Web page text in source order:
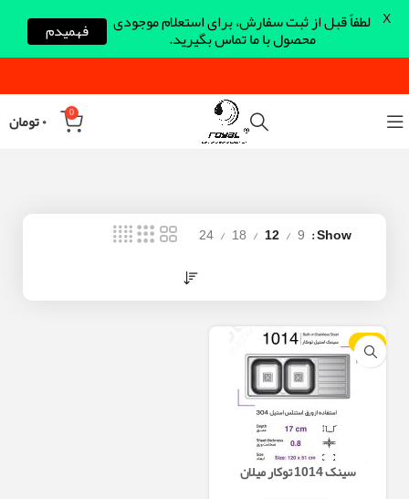
0 ۰تومان
Show
9
12
18
24
-18%
سینک 1014 توکار میلان
لطفاً قبل از ثبت سفارش، برای استعلام موجودی
محصول با ما تماس بگیرید. فهمیدم X